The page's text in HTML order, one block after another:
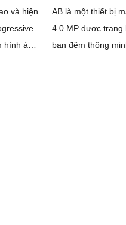
và hiện
ảnh
AB là một thiết bị
4.0 MP được trang
ban đêm thông minh. Thiết bị